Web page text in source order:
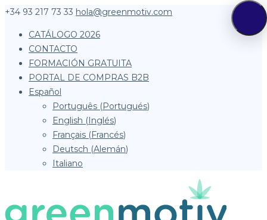
+34 93 217 73 33 hola@greenmotiv.com
CATÁLOGO 2026
CONTACTO
FORMACIÓN GRATUITA
PORTAL DE COMPRAS B2B
Español
Português (Portugués)
English (Inglés)
Français (Francés)
Deutsch (Alemán)
Italiano